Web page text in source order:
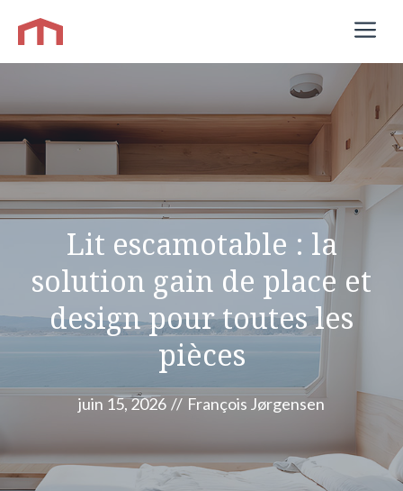
contenu
Lit escamotable : la
solution gain de place et
design pour toutes les
pièces
juin 15, 2026 // François Jørgensen